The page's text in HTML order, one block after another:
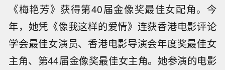
《梅艳芳》获得第40届金像奖最佳女配角。今
年，她凭《像我这样的爱情》连获香港电影评论
学会最佳女演员、香港电影导演会年度奖最佳女
主角、第44届金像奖最佳女主角。她参演的电影